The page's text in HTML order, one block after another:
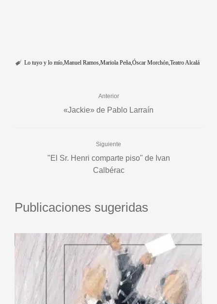
Lo tuyo y lo mío Manuel Ramos Mariola Peña Óscar Morchón Teatro Alcalá
Anterior
«Jackie» de Pablo Larraín
Siguiente
"El Sr. Henri comparte piso" de Ivan
Calbérac
Publicaciones sugeridas